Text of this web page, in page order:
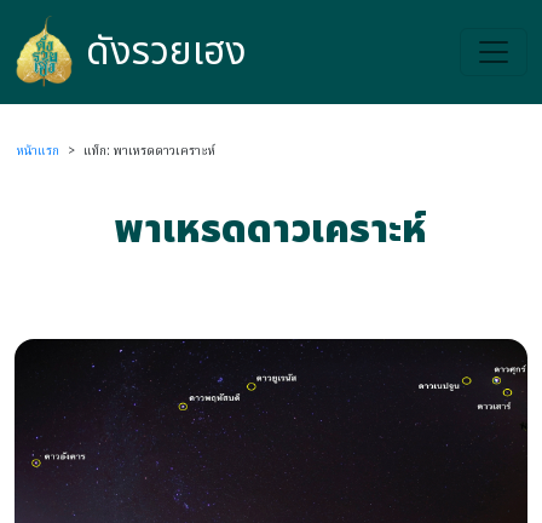
ดังรวยเฮง
ดังรวยเฮง
หน้าแรก > แท็ก: พาเหรดดาวเคราะห์
พาเหรดดาวเคราะห์